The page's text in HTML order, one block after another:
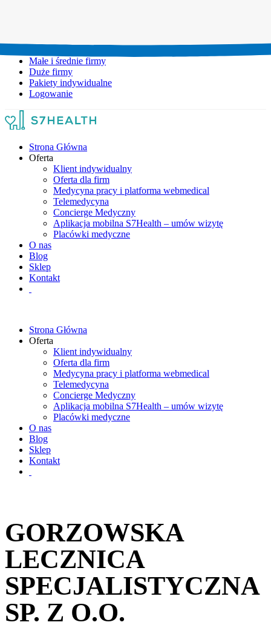
Małe i średnie firmy
Duże firmy
Pakiety indywidualne
Logowanie
Strona Główna
Oferta
Klient indywidualny
Oferta dla firm
Medycyna pracy i platforma webmedical
Telemedycyna
Concierge Medyczny
Aplikacja mobilna S7Health – umów wizytę
Placówki medyczne
O nas
Blog
Sklep
Kontakt
Strona Główna
Oferta
Klient indywidualny
Oferta dla firm
Medycyna pracy i platforma webmedical
Telemedycyna
Concierge Medyczny
Aplikacja mobilna S7Health – umów wizytę
Placówki medyczne
O nas
Blog
Sklep
Kontakt
GORZOWSKA
LECZNICA
SPECJALISTYCZNA
SP. Z O.O.